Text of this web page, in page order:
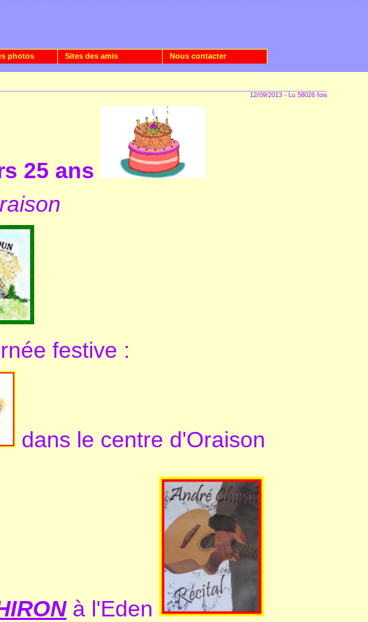
photos Sites des amis
Nous contacter
12/09/2013 - Lu 58026 fois
25 ans
festive :
dans le centre d'Oraison
à l'Eden